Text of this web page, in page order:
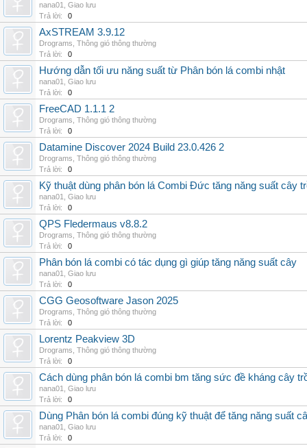
nana01
Giao lưu
Trả lời:
0
AxSTREAM 3.9.12
Drograms Thông gió thông thường
Trả lời:
0
Hướng dẫn tối ưu năng suất từ Phân bón lá combi nhật
nana01
Giao lưu
Trả lời:
0
FreeCAD 1.1.1 2
Drograms Thông gió thông thường
Trả lời:
0
Datamine Discover 2024 Build 23.0.426 2
Drograms Thông gió thông thường
Trả lời:
0
Kỹ thuật dùng phân bón lá Combi Đức tăng năng suất cây
nana01
Giao lưu
Trả lời:
0
QPS Fledermaus v8.8.2
Drograms Thông gió thông thường
Trả lời:
0
Phân bón lá combi có tác dụng gì giúp tăng năng suất cây
nana01
Giao lưu
Trả lời:
0
CGG Geosoftware Jason 2025
Drograms Thông gió thông thường
Trả lời:
0
Lorentz Peakview 3D
Drograms Thông gió thông thường
Trả lời:
0
Cách dùng phân bón lá combi bm tăng sức đề kháng cây
nana01
Giao lưu
Trả lời:
0
Dùng Phân bón lá combi đúng kỹ thuật để tăng năng suất
nana01
Giao lưu
Trả lời:
0